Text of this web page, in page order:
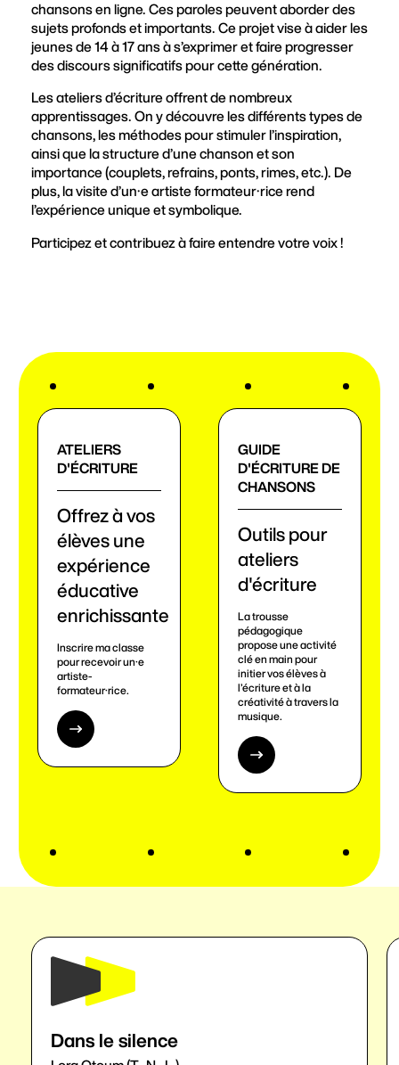
chansons en ligne. Ces paroles peuvent aborder des
sujets profonds et importants. Ce projet vise à aider les
jeunes de 14 à 17 ans à s’exprimer et faire progresser
des discours significatifs pour cette génération.
Les ateliers d’écriture offrent de nombreux
apprentissages. On y découvre les différents types de
chansons, les méthodes pour stimuler l’inspiration,
ainsi que la structure d’une chanson et son
importance (couplets, refrains, ponts, rimes, etc.). De
plus, la visite d’un·e artiste formateur·rice rend
l’expérience unique et symbolique.
Participez et contribuez à faire entendre votre voix !
ATELIERS
D'ÉCRITURE
Offrez à vos
élèves une
expérience
éducative
enrichissante
Inscrire ma classe
pour recevoir un·e
artiste-
formateur·rice.
GUIDE
D'ÉCRITURE DE
CHANSONS
Outils pour
ateliers
d'écriture
La trousse
pédagogique
propose une activité
clé en main pour
initier vos élèves à
l’écriture et à la
créativité à travers la
musique.
Dans le silence